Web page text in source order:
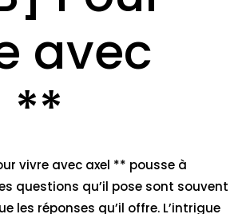
avec
**
vivre avec axel ** pousse à
questions qu’il pose sont souvent
les réponses qu’il offre. L’intrigue